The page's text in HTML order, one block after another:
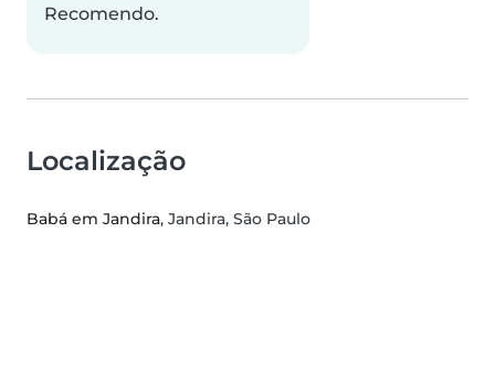
Recomendo.
Localização
Babá em Jandira, Jandira, São Paulo